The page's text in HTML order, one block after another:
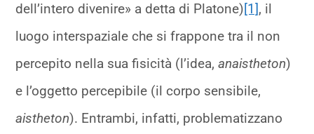
dell’intero divenire» a detta di Platone)[1], il
luogo interspaziale che si frappone tra il non
percepito nella sua fisicità (l’idea,anaistheton)
e l’oggetto percepibile (il corpo sensibile,
aistheton). Entrambi, infatti, problematizzano